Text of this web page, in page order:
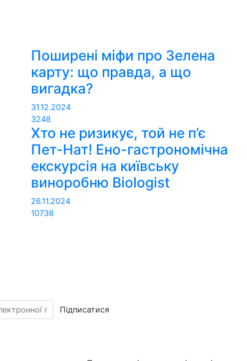
Поширені міфи про Зелена
карту: що правда, а що
вигадка?
31.12.2024
3248
Хто не ризикує, той не п’є
Пет-Нат! Ено-гастрономічна
екскурсія на київську
виноробню Biologist
26.11.2024
10738
Підписатися